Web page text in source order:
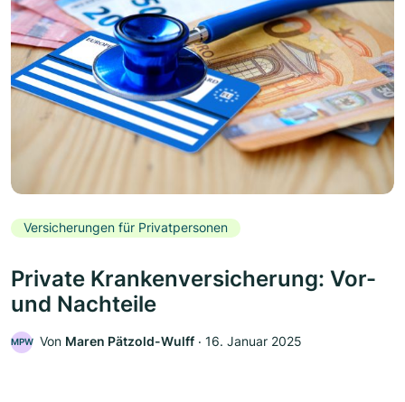
Versicherungen für Privatpersonen
Private Krankenversicherung: Vor-
und Nachteile
MPW Von Maren Pätzold-Wulff ‧ 16. Januar 2025